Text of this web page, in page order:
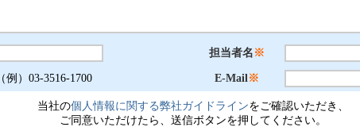
担当者名 ※
（例）03-3516-1700 E-Mail※
当社の個人情報に関する弊社ガイドラインをご確認いただき、
ご同意いただけたら、送信ボタンを押してください。